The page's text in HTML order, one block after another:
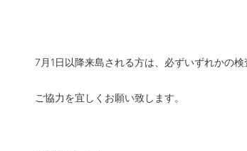
7月1日以降来島される方は、必ずいずれかの
ご協力を宜しくお願い致します。